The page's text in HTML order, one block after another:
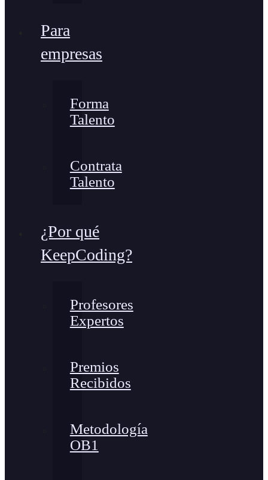
Para
empresas
Forma
Talento
Contrata
Talento
¿Por qué
KeepCoding?
Profesores
Expertos
Premios
Recibidos
Metodología
OB1